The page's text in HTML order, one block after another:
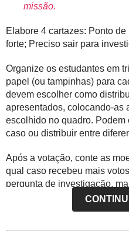
missão.
Elabore 4 cartazes: Ponto
forte; Preciso sair para
Organize os estudantes em
papel (ou tampinhas) para
devem escolher como
apresentados, colocando-as
escolhido no quadro.
caso ou distribuir entre
Após a votação, conte as
qual caso recebeu mais
pergunta de investigação,